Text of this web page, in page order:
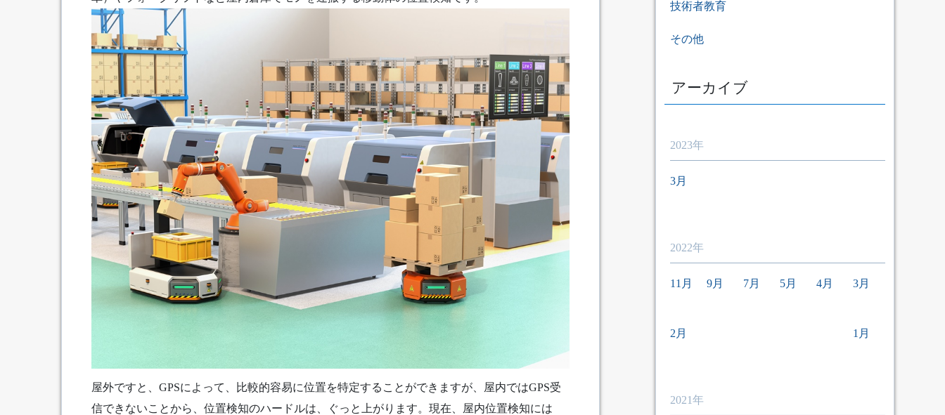
屋外ですと、GPSによって、比較的容易に位置を特定することができますが、屋内ではGPS受
信できないことから、位置検知のハードルは、ぐっと上がります。現在、屋内位置検知には
技術者教育
その他
アーカイブ
2023年
3月
2022年
11月 9月 7月 5月 4月 3月
2月 1月
2021年